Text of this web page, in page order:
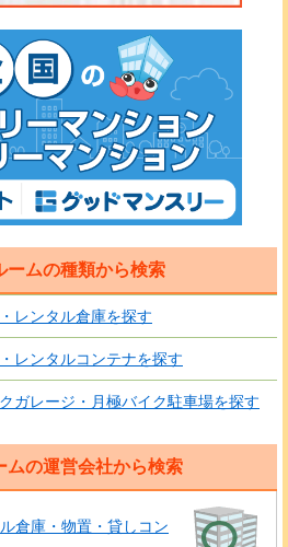
ームの種類から検索
レンタル倉庫を探す
レンタルコンテナを探す
ガレージ・月極バイク駐車場を探す
ムの運営会社から検索
倉庫・物置・貸しコン